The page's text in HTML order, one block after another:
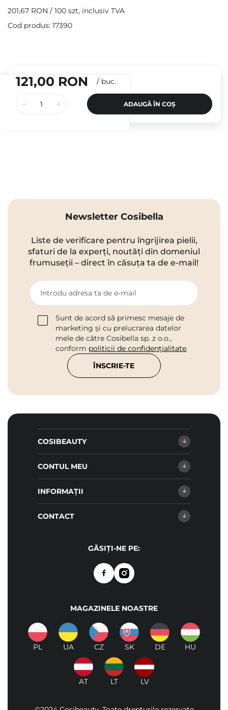
121,00 RON / buc.
ADAUGĂ ÎN COȘ
201,67 RON / 100 szt, inclusiv TVA
Cod produs: 17390
Newsletter Cosibella
Liste de verificare pentru îngrijirea pielii,
sfaturi de la experți, noutăți din domeniul
frumuseții – direct în căsuța ta de e-mail!
Introdu adresa ta de e-mail
Sunt de acord să primesc mesaje de
marketing și cu prelucrarea datelor
mele de către Cosibella sp. z o.o.,
conform politicii de confidențialitate.
ÎNSCRIE-TE
COSIBEAUTY
CONTUL MEU
INFORMAȚII
CONTACT
GĂSIȚI-NE PE:
MAGAZINELE NOASTRE
PL UA CZ SK DE HU
AT LT LV